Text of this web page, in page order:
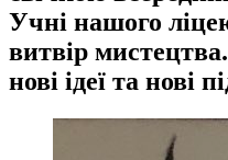
Учні нашого
витвір
нові ідеї та